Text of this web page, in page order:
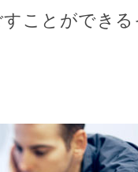
ことができ